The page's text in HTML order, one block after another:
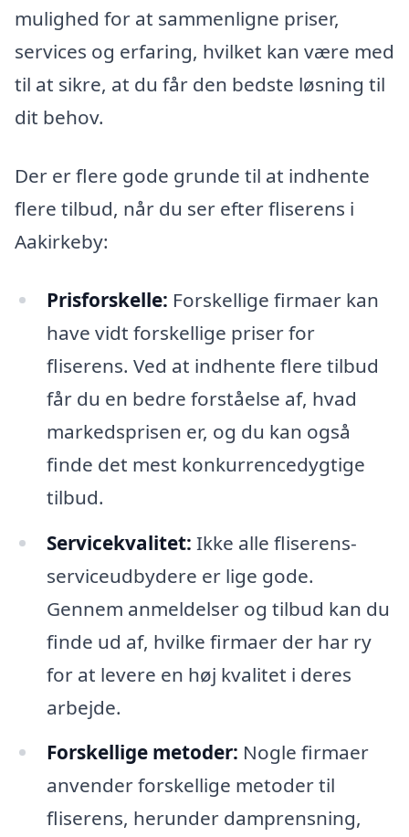
mulighed for at sammenligne priser,
services og erfaring, hvilket kan være med
til at sikre, at du får den bedste løsning til
dit behov.
Der er flere gode grunde til at indhente
flere tilbud, når du ser efter fliserens i
Aakirkeby:
Prisforskelle: Forskellige firmaer kan
have vidt forskellige priser for
fliserens. Ved at indhente flere tilbud
får du en bedre forståelse af, hvad
markedsprisen er, og du kan også
finde det mest konkurrencedygtige
tilbud.
Servicekvalitet: Ikke alle fliserens-
serviceudbydere er lige gode.
Gennem anmeldelser og tilbud kan du
finde ud af, hvilke firmaer der har ry
for at levere en høj kvalitet i deres
arbejde.
Forskellige metoder: Nogle firmaer
anvender forskellige metoder til
fliserens, herunder damprensning,